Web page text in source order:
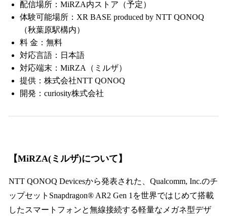
配信場所：MiRZA内ストア（予定）
体験可能場所：XR BASE produced by NTT QONOQ
（秋葉原駅構内）
料 金：無料
対応言語：日本語
対応端末：MiRZA（ミルザ）
提供：株式会社NTT QONOQ
開発：curiosity株式会社
【MiRZA(ミルザ)について】
NTT QONOQ Devicesから発表された、Qualcomm, Inc.のチ
ップセットSnapdragon® AR2 Gen 1を世界ではじめて搭載
したスマートフォンと無線接続する軽量なメガネ型デザ